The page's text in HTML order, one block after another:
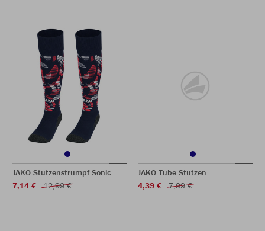
JAKO Stutzenstrumpf Sonic
7,14 €
12,99 €
JAKO Tube Stutzen
4,39 €
7,99 €